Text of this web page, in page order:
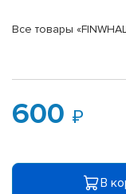
Все товары
600
В